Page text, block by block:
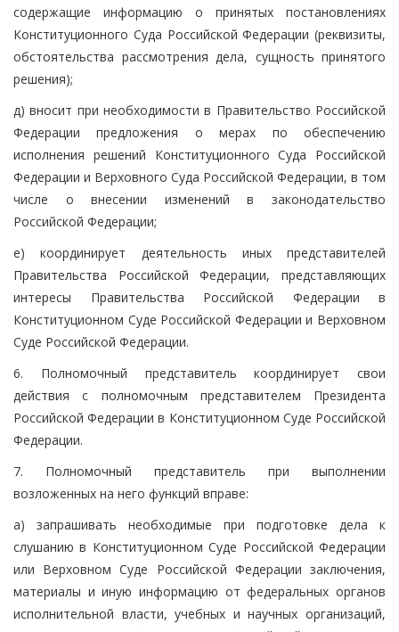
содержащие информацию о принятых постановлениях
Конституционного Суда Российской Федерации (реквизиты,
обстоятельства рассмотрения дела, сущность принятого
решения);
д) вносит при необходимости в Правительство Российской
Федерации предложения о мерах по обеспечению
исполнения решений Конституционного Суда Российской
Федерации и Верховного Суда Российской Федерации, в том
числе о внесении изменений в законодательство
Российской Федерации;
е) координирует деятельность иных представителей
Правительства Российской Федерации, представляющих
интересы Правительства Российской Федерации в
Конституционном Суде Российской Федерации и Верховном
Суде Российской Федерации.
6. Полномочный представитель координирует свои
действия с полномочным представителем Президента
Российской Федерации в Конституционном Суде Российской
Федерации.
7. Полномочный представитель при выполнении
возложенных на него функций вправе:
а) запрашивать необходимые при подготовке дела к
слушанию в Конституционном Суде Российской Федерации
или Верховном Суде Российской Федерации заключения,
материалы и иную информацию от федеральных органов
исполнительной власти, учебных и научных организаций,